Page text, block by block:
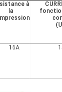
à
la
(
16A